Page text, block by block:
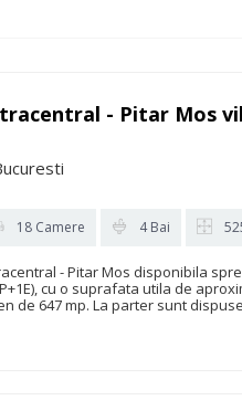
- Pitar Mos
18 Camere 4 Bai
- Pitar Mos disponibila
cu o suprafata utila de
de 647 mp. La parter sunt